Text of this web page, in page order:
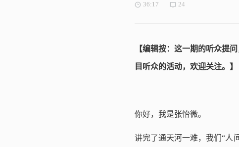
36:17 24
【编辑按：这一期的听众提
目听众的活动，欢迎关注。】
你好，我是张怡微。
讲完了通天河一难，我们“人